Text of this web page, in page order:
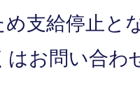
支給停止と
はお問い合わ